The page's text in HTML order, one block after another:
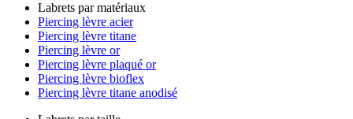
Labrets par matériaux
Piercing lèvre acier
Piercing lèvre titane
Piercing lèvre or
Piercing lèvre plaqué or
Piercing lèvre bioflex
Piercing lèvre titane anodisé